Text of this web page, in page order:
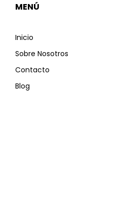
MENÚ
Inicio
Sobre Nosotros
Contacto
Blog